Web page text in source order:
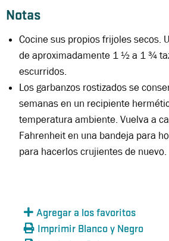
Notas
Cocine sus propios frijoles secos.
de aproximadamente 1½ a 1¾
escurridos.
Los garbanzos rostizados se
semanas en un recipiente
temperatura ambiente. Vuelva a
Fahrenheit en una bandeja para
para hacerlos crujientes de nuevo.
Agregar a los favoritos
Imprimir Blanco y Negro